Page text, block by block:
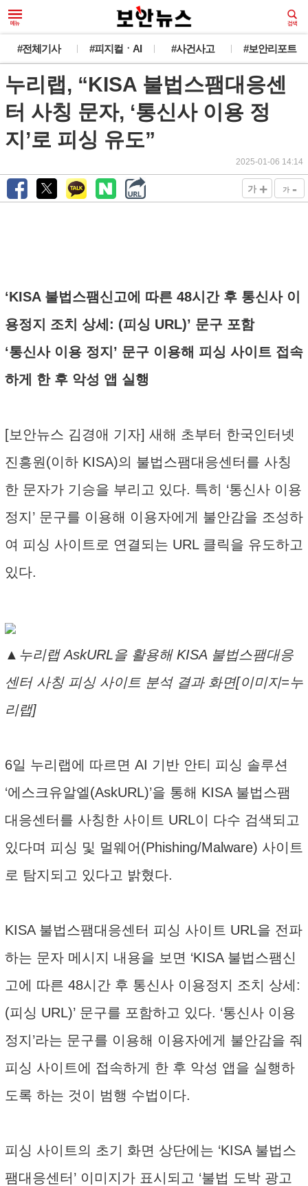
#전체기사 #피지컬ㆍAI #사건사고 #보안리포트
누리랩, “KISA 불법스팸대응센
터 사칭 문자, ‘통신사 이용 정
지’로 피싱 유도”
2025-01-06 14:14
가 + 가 -
‘KISA 불법스팸신고에 따른 48시간 후 통신사 이
용정지 조치 상세: (피싱 URL)’ 문구 포함
‘통신사 이용 정지’ 문구 이용해 피싱 사이트 접속
하게 한 후 악성 앱 실행
[보안뉴스 김경애 기자] 새해 초부터 한국인터넷
진흥원(이하 KISA)의 불법스팸대응센터를 사칭
한 문자가 기승을 부리고 있다. 특히 ‘통신사 이용
정지’ 문구를 이용해 이용자에게 불안감을 조성하
여 피싱 사이트로 연결되는 URL 클릭을 유도하고
있다.
▲누리랩 AskURL을 활용해 KISA 불법스팸대응
센터 사칭 피싱 사이트 분석 결과 화면[이미지=누
리랩]
6일 누리랩에 따르면 AI 기반 안티 피싱 솔루션
‘에스크유알엘(AskURL)’을 통해 KISA 불법스팸
대응센터를 사칭한 사이트 URL이 다수 검색되고
있다며 피싱 및 멀웨어(Phishing/Malware) 사이트
로 탐지되고 있다고 밝혔다.
KISA 불법스팸대응센터 피싱 사이트 URL을 전파
하는 문자 메시지 내용을 보면 ‘KISA 불법스팸신
고에 따른 48시간 후 통신사 이용정지 조치 상세:
(피싱 URL)’ 문구를 포함하고 있다. ‘통신사 이용
정지’라는 문구를 이용해 이용자에게 불안감을 줘
피싱 사이트에 접속하게 한 후 악성 앱을 실행하
도록 하는 것이 범행 수법이다.
피싱 사이트의 초기 화면 상단에는 ‘KISA 불법스
팸대응센터’ 이미지가 표시되고 ‘불법 도박 광고